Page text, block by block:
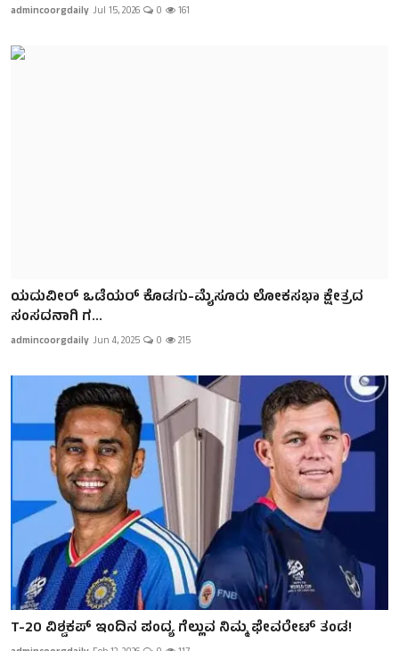
admincoorgdaily Jul 15, 2026 0 161
ಯದುವೀರ್ ಒಡೆಯರ್ ಕೊಡಗು-ಮೈಸೂರು ಲೋಕಸಭಾ ಕ್ಷೇತ್ರದ
ಸಂಸದನಾಗಿ ಗ...
admincoorgdaily Jun 4, 2025 0 215
T-20 ವಿಶ್ವಕಪ್ ಇಂದಿನ ಪಂದ್ಯ ಗೆಲ್ಲುವ ನಿಮ್ಮ ಫೇವರೇಟ್ ತಂಡ!